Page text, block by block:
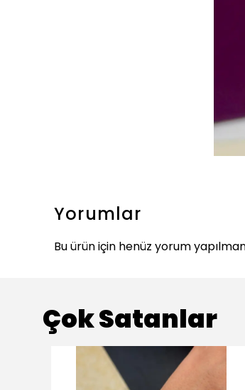
Yorumlar
Bu ürün için henüz yorum
Çok Satanlar